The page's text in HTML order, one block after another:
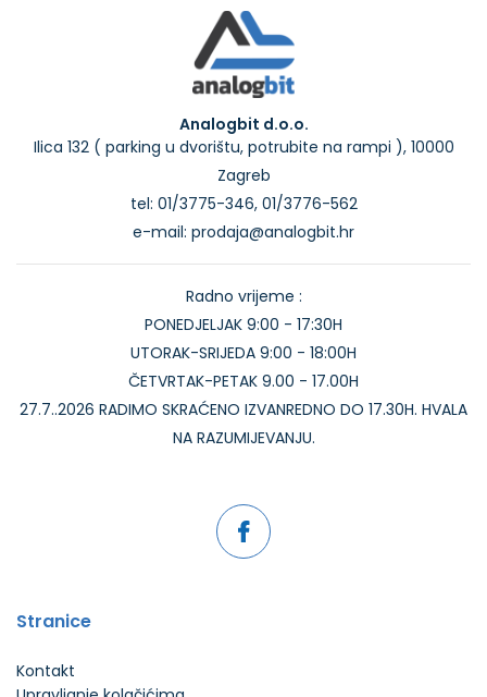
Analogbit d.o.o.
Ilica 132 ( parking u dvorištu, potrubite na rampi ), 10000
Zagreb
tel: 01/3775-346, 01/3776-562
e-mail: prodaja@analogbit.hr
Radno vrijeme :
PONEDJELJAK 9:00 - 17:30H
UTORAK-SRIJEDA 9:00 - 18:00H
ČETVRTAK-PETAK 9.00 - 17.00H
27.7..2026 RADIMO SKRAĆENO IZVANREDNO DO 17.30H. HVALA
NA RAZUMIJEVANJU.
Stranice
Kontakt